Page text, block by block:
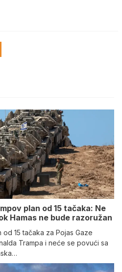
plan od 15 tačaka: Ne
Hamas ne bude razoružan
15 tačaka za Pojas Gaze
Trampa i neće se povući sa